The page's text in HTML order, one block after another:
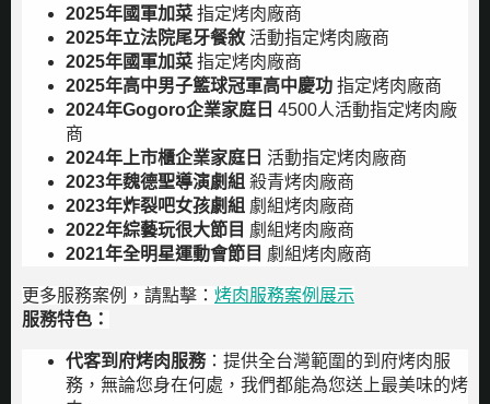
2025年國軍加菜 指定烤肉廠商
2025年立法院尾牙餐敘 活動指定烤肉廠商
2025年國軍加菜 指定烤肉廠商
2025年高中男子籃球冠軍高中慶功 指定烤肉廠商
2024年Gogoro企業家庭日 4500人活動指定烤肉廠
商
2024年上市櫃企業家庭日 活動指定烤肉廠商
2023年魏德聖導演劇組 殺青烤肉廠商
2023年炸裂吧女孩劇組 劇組烤肉廠商
2022年綜藝玩很大節目 劇組烤肉廠商
2021年全明星運動會節目 劇組烤肉廠商
更多服務案例，請點擊： 烤肉服務案例展示
服務特色：
代客到府烤肉服務：提供全台灣範圍的到府烤肉服
務，無論您身在何處，我們都能為您送上最美味的烤